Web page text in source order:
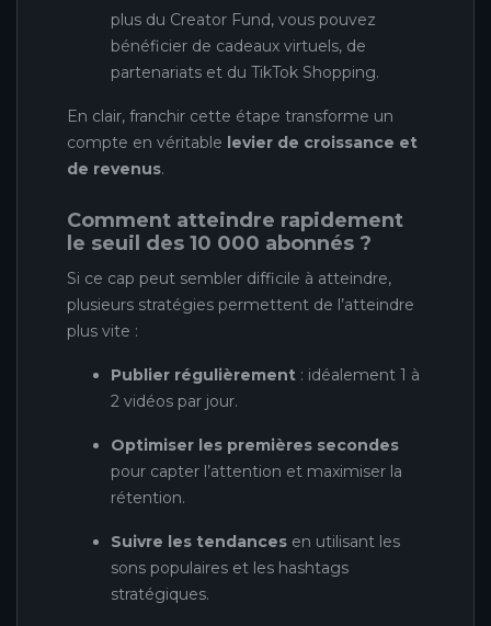
plus du Creator Fund, vous pouvez
bénéficier de cadeaux virtuels, de
partenariats et du TikTok Shopping.
En clair, franchir cette étape transforme un
compte en véritable levier de croissance et
de revenus.
Comment atteindre rapidement
le seuil des 10 000 abonnés ?
Si ce cap peut sembler difficile à atteindre,
plusieurs stratégies permettent de l’atteindre
plus vite :
Publier régulièrement : idéalement 1 à
2 vidéos par jour.
Optimiser les premières secondes
pour capter l’attention et maximiser la
rétention.
Suivre les tendances en utilisant les
sons populaires et les hashtags
stratégiques.